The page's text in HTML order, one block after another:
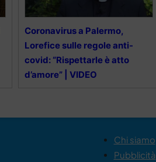
Coronavirus a Palermo,
Lorefice sulle regole anti-
covid: “Rispettarle è atto
d’amore” | VIDEO
Chi siamo
Pubblicità